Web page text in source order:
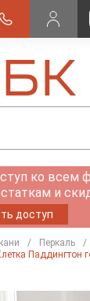
ко всем
и
доступ
Перкаль
Паддингтон